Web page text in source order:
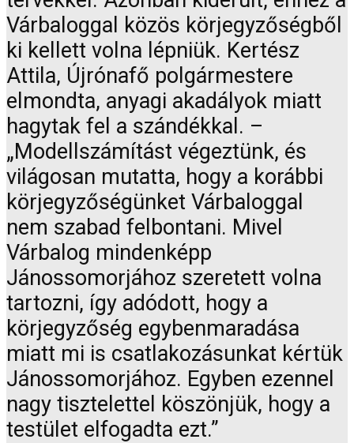
Várbaloggal közös körjegyzőségből
ki kellett volna lépniük. Kertész
Attila, Újrónafő polgármestere
elmondta, anyagi akadályok miatt
hagytak fel a szándékkal. –
„Modellszámítást végeztünk, és
világosan mutatta, hogy a korábbi
körjegyzőségünket Várbaloggal
nem szabad felbontani. Mivel
Várbalog mindenképp
Jánossomorjához szeretett volna
tartozni, így adódott, hogy a
körjegyzőség egybenmaradása
miatt mi is csatlakozásunkat kértük
Jánossomorjához. Egyben ezennel
nagy tisztelettel köszönjük, hogy a
testület elfogadta ezt.”